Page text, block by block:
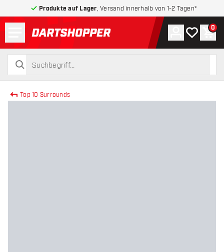
Produkte auf Lager , Versand innerhalb von 1-2 Tagen*
zurück zur Startseite
suchen
suchen
Konto
Meine 0
Top 10 Surrounds